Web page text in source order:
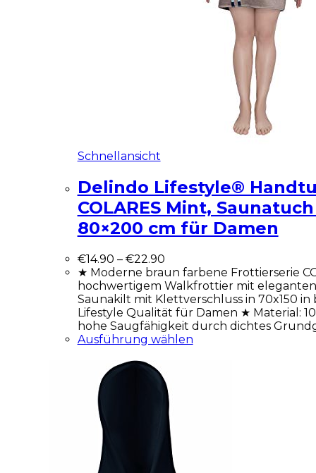
Schnellansicht
Delindo Lifestyle®
COLARES Mint,
80×200 cm für Damen
€14.90 – €22.90
★ Moderne braun farbene Frottierserie
hochwertigem Walkfrottier mit
Saunakilt mit Klettverschluss in 70x150
Lifestyle Qualität für Damen ★ Material:
hohe Saugfähigkeit durch dichtes
Ausführung wählen